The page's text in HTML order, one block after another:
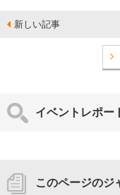
新しい記事
イベントレポー
このページのジ